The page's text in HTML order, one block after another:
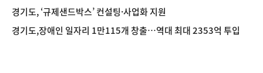
경기도, ‘규제샌드박스’ 컨설팅·사업화 지원
경기도,장애인 일자리 1만115개 창출…역대 최대 2353억 투입